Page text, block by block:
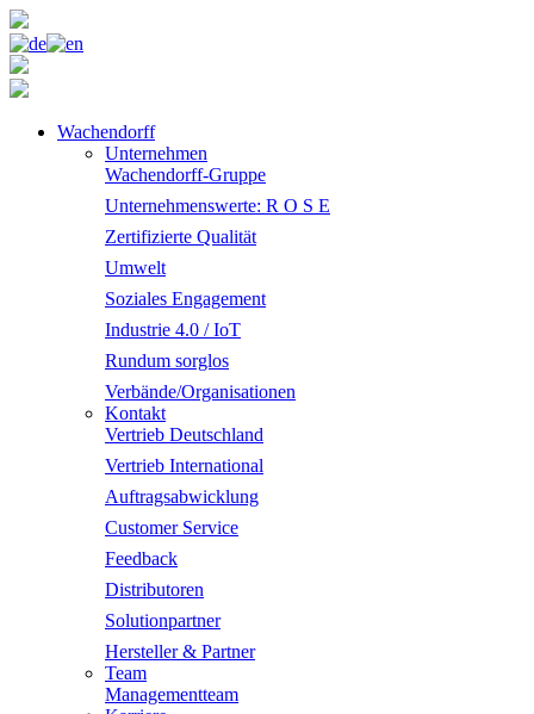
Wachendorff
Unternehmen
Wachendorff-Gruppe
Unternehmenswerte: R O S E
Zertifizierte Qualität
Umwelt
Soziales Engagement
Industrie 4.0 / IoT
Rundum sorglos
Verbände/Organisationen
Kontakt
Vertrieb Deutschland
Vertrieb International
Auftragsabwicklung
Customer Service
Feedback
Distributoren
Solutionpartner
Hersteller & Partner
Team
Managementteam